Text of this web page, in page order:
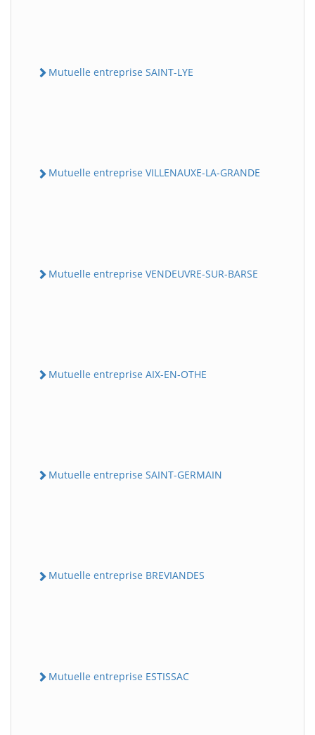
Mutuelle entreprise SAINT-LYE
Mutuelle entreprise VILLENAUXE-LA-GRANDE
Mutuelle entreprise VENDEUVRE-SUR-BARSE
Mutuelle entreprise AIX-EN-OTHE
Mutuelle entreprise SAINT-GERMAIN
Mutuelle entreprise BREVIANDES
Mutuelle entreprise ESTISSAC